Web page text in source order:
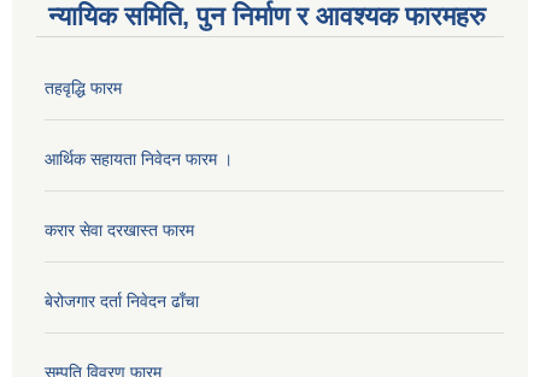
न्यायिक समिति, पुन निर्माण र आवश्यक फारमहरु
तहवृद्धि फारम
आर्थिक सहायता निवेदन फारम ।
करार सेवा दरखास्त फारम
बेरोजगार दर्ता निवेदन ढाँचा
सम्पति विवरण फारम